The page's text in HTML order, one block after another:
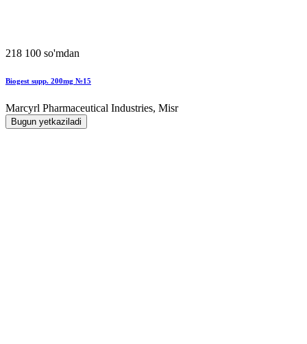
218 100 so'mdan
Biogest supp. 200mg №15
Marcyrl Pharmaceutical Industries, Misr
Bugun yetkaziladi